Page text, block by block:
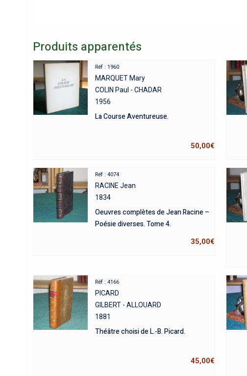
Produits apparentés
Réf : 1960
MARQUET Mary
COLIN Paul - CHADAR
1956
La Course Aventureuse.
50,00€
Réf : 4074
RACINE Jean
1834
Oeuvres complètes de Jean Racine –
Poésie diverses. Tome 4.
35,00€
Réf : 4166
PICARD
GILBERT - ALLOUARD
1881
Théâtre choisi de L.-B. Picard.
45,00€